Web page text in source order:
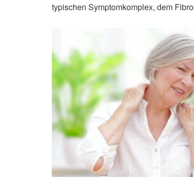
typischen Symptomkomplex, dem